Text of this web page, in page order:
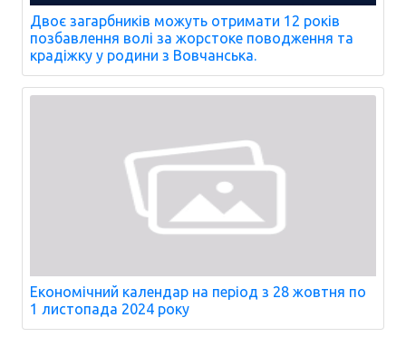
Двоє загарбників можуть отримати 12 років
позбавлення волі за жорстоке поводження та
крадіжку у родини з Вовчанська.
Економічний календар на період з 28 жовтня по
1 листопада 2024 року